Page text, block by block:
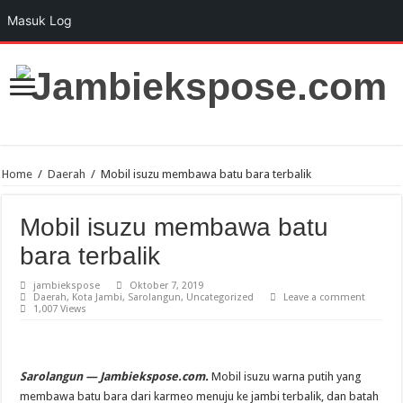
Home / Daerah / Mobil isuzu membawa batu bara terbalik
Mobil isuzu membawa batu
bara terbalik
jambiekspose
Oktober 7, 2019
Daerah, Kota Jambi, Sarolangun, Uncategorized
Leave a comment
1,007 Views
Sarolangun — Jambiekspose.com.Mobil isuzu warna putih yang
membawa batu bara dari karmeo menuju ke jambi terbalik, dan batah
Masuk Log